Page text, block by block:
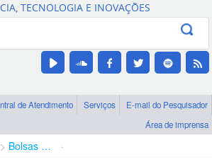
Canais
TECNOLOGIA E INOVAÇÕES
de Atendimento Serviços
E-mail do Pesquisador
Área de imprensa
Bolsas e Auxílios Vigentes